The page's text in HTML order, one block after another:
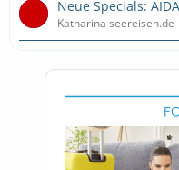
Neue Specials:
Katharina seereisen.de